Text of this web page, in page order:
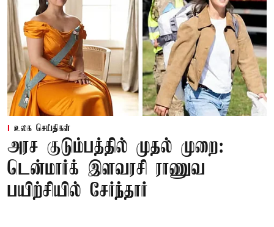
உலக செய்திகள்
அரச குடும்பத்தில் முதல் முறை:
டென்மார்க் இளவரசி ராணுவ
பயிற்சியில் சேர்ந்தார்